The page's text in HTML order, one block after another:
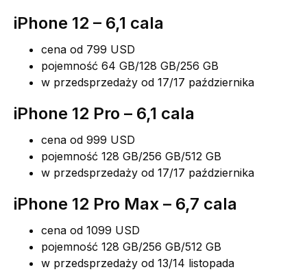
iPhone 12 – 6,1 cala
cena od 799 USD
pojemność 64 GB/128 GB/256 GB
w przedsprzedaży od 17/17 października
iPhone 12 Pro – 6,1 cala
cena od 999 USD
pojemność 128 GB/256 GB/512 GB
w przedsprzedaży od 17/17 października
iPhone 12 Pro Max – 6,7 cala
cena od 1099 USD
pojemność 128 GB/256 GB/512 GB
w przedsprzedaży od 13/14 listopada